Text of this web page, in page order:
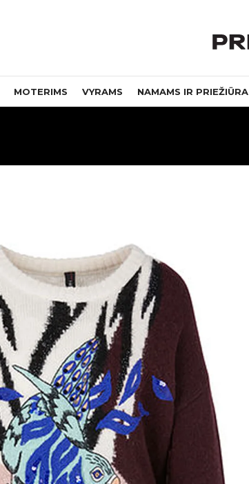
MOTERIMS VYRAMS NAMAMS IR PRIEŽIŪRA